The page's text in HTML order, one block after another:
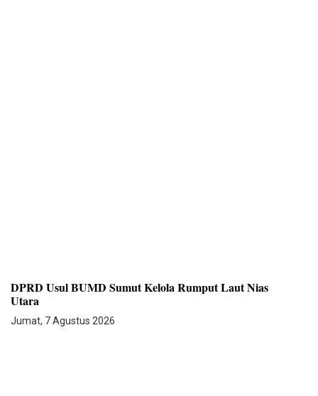
DPRD Usul BUMD Sumut Kelola Rumput Laut Nias
Utara
Jumat, 7 Agustus 2026